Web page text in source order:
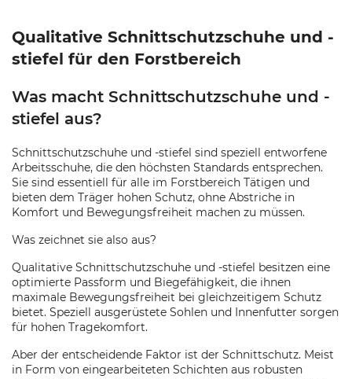
Qualitative Schnittschutzschuhe und -
stiefel für den Forstbereich
Was macht Schnittschutzschuhe und -
stiefel aus?
Schnittschutzschuhe und -stiefel sind speziell entworfene
Arbeitsschuhe, die den höchsten Standards entsprechen.
Sie sind essentiell für alle im Forstbereich Tätigen und
bieten dem Träger hohen Schutz, ohne Abstriche in
Komfort und Bewegungsfreiheit machen zu müssen.
Was zeichnet sie also aus?
Qualitative Schnittschutzschuhe und -stiefel besitzen eine
optimierte Passform und Biegefähigkeit, die ihnen
maximale Bewegungsfreiheit bei gleichzeitigem Schutz
bietet. Speziell ausgerüstete Sohlen und Innenfutter sorgen
für hohen Tragekomfort.
Aber der entscheidende Faktor ist der Schnittschutz. Meist
in Form von eingearbeiteten Schichten aus robusten